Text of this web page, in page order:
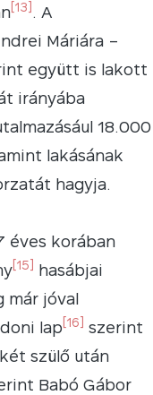
[13] . A
Máriára –
együtt is lakott
irányába
18.000
lakásának
hagyja.
éves korában
[15]
hasábjai
már jóval
lap [16]
szerint
szülő után
Babó Gábor